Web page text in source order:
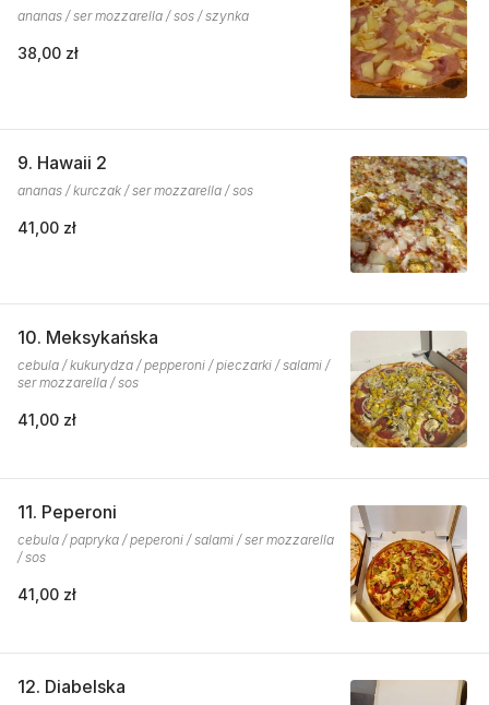
ananas / ser mozzarella / sos / szynka
38,00 zł
9. Hawaii 2
ananas / kurczak / ser mozzarella / sos
41,00 zł
10. Meksykańska
cebula / kukurydza / pepperoni / pieczarki / salami /
ser mozzarella / sos
41,00 zł
11. Peperoni
cebula / papryka / peperoni / salami / ser mozzarella
/ sos
41,00 zł
12. Diabelska